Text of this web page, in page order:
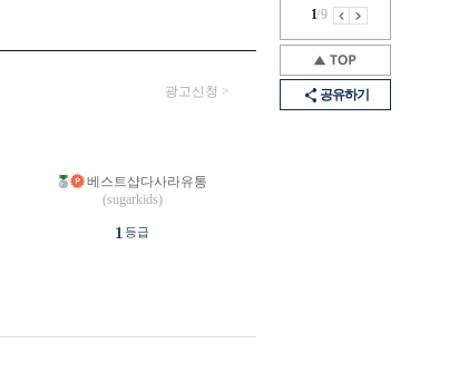
1/9
공유하기
광고신청 >
베스트샵다사라유통
(sugarkids)
1 등급